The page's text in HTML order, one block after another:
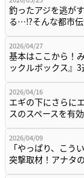
釣ったアジを逃が
る…⁉そんな都市
2026/04/27
基本はここから！
ックルボックス』3
2026/04/16
エギの下にさらに
スのスペースを有
2026/04/09
「やっぱり、こう
突撃取材！アナタ